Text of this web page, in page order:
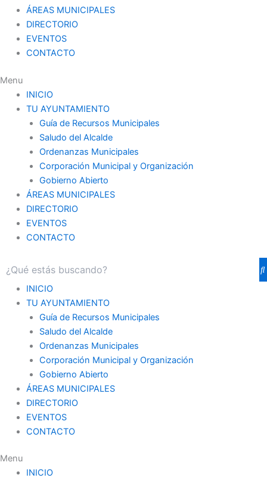
ÁREAS MUNICIPALES
DIRECTORIO
EVENTOS
CONTACTO
Menu
INICIO
TU AYUNTAMIENTO
Guía de Recursos Municipales
Saludo del Alcalde
Ordenanzas Municipales
Corporación Municipal y Organización
Gobierno Abierto
ÁREAS MUNICIPALES
DIRECTORIO
EVENTOS
CONTACTO
INICIO
TU AYUNTAMIENTO
Guía de Recursos Municipales
Saludo del Alcalde
Ordenanzas Municipales
Corporación Municipal y Organización
Gobierno Abierto
ÁREAS MUNICIPALES
DIRECTORIO
EVENTOS
CONTACTO
Menu
INICIO